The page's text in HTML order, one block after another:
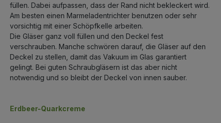
füllen. Dabei aufpassen, dass der Rand nicht bekleckert wird.
Am besten einen Marmeladentrichter benutzen oder sehr
vorsichtig mit einer Schöpfkelle arbeiten.
Die Gläser ganz voll füllen und den Deckel fest
verschrauben. Manche schwören darauf, die Gläser auf den
Deckel zu stellen, damit das Vakuum im Glas garantiert
gelingt. Bei guten Schraubgläsern ist das aber nicht
notwendig und so bleibt der Deckel von innen sauber.
Erdbeer-Quarkcreme